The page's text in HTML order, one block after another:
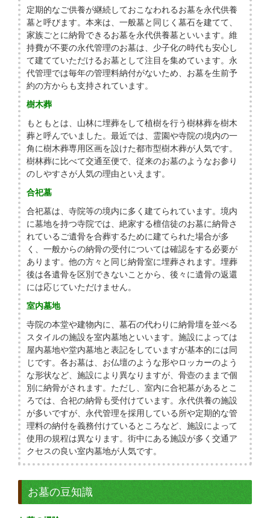
定期的なご供養が継続しておこなわれるお墓を永代供養
墓と呼びます。本来は、一般墓と同じく墓石を建てて、
家族ごとに納骨できるお墓を永代供養墓といいます。維
持費が不要の永代管理のお墓は、少子化の時代も安心し
て建てていただけるお墓として注目を集めています。永
代管理では毎年の管理料納付がないため、お墓を生前予
約の方からも支持されています。
樹木葬
もともとは、山林に埋葬をして植樹を行う樹林葬を樹木
葬と呼んでいました。最近では、霊園や寺院の境内の一
角に樹木葬専用区画を設けた都市型樹木葬が人気です。
樹林葬に比べて交通至便で、従来のお墓のようなお参り
のしやすさが人気の理由といえます。
合祀墓
合祀墓は、寺院等の境内に多く建てられています。境内
に墓地を持つ寺院では、絶家する檀信徒のお墓に納骨さ
れているご遺骨を合葬するために建てられた場合が多
く、一般からの納骨の受付については確認をする必要が
あります。他の方々と同じ納骨室に埋葬されます。埋葬
後は各遺骨を区別できないことから、後々に遺骨の返還
には応じていただけません。
室内墓地
寺院の本堂や建物内に、墓石の代わりに納骨壇を並べる
スタイルの施設を室内墓地といいます。施設によっては
屋内墓地や堂内墓地と表記をしていますが基本的には同
じです。各お墓は、お仏壇のような形やロッカーのよう
な形状など、施設により異なりますが、骨壺のままで個
別に納骨がされます。ただし、室内に合祀墓があるとこ
ろでは、合祀の納骨も受付けています。永代供養の施設
が多いですが、永代管理を採用している所や定期的な管
理料の納付を義務付けているところなど、施設によって
使用の規程は異なります。街中にある施設が多く交通ア
クセスの良い室内墓地が人気です。
お墓の豆知識